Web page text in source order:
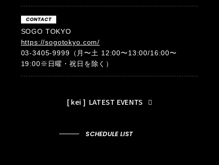
CONTACT
SOGO TOKYO
https://sogotokyo.com/
03-3405-9999（月〜土 12:00〜13:00/16:00〜
19:00※日曜・祝日を除く）
[ kei ] LATEST EVENTS
SCHEDULE LIST